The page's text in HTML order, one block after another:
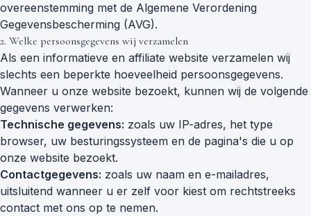
overeenstemming met de Algemene Verordening
Gegevensbescherming (AVG).
2. Welke persoonsgegevens wij verzamelen
Als een informatieve en affiliate website verzamelen wij
slechts een beperkte hoeveelheid persoonsgegevens.
Wanneer u onze website bezoekt, kunnen wij de volgende
gegevens verwerken:
Technische gegevens: zoals uw IP-adres, het type
browser, uw besturingssysteem en de pagina's die u op
onze website bezoekt.
Contactgegevens: zoals uw naam en e-mailadres,
uitsluitend wanneer u er zelf voor kiest om rechtstreeks
contact met ons op te nemen.